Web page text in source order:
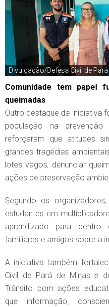
Divulgação/Defesa Civil de
Comunidade tem papel
queimadas
Outro destaque da iniciativa
população na
reforçaram que atitudes
grandes tragédias
lotes vagos, denunciar
ações de preservação
Segundo os
estudantes em
aprendizado para
familiares e amigos sobre a
A iniciativa também
Civil de Pará de Minas e
Trânsito com ações
que informação,